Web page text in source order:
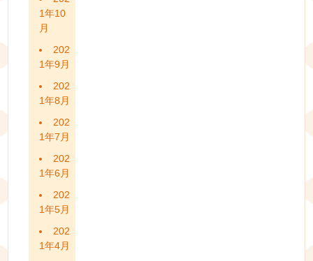
1年10
月
202
1年9月
202
1年8月
202
1年7月
202
1年6月
202
1年5月
202
1年4月